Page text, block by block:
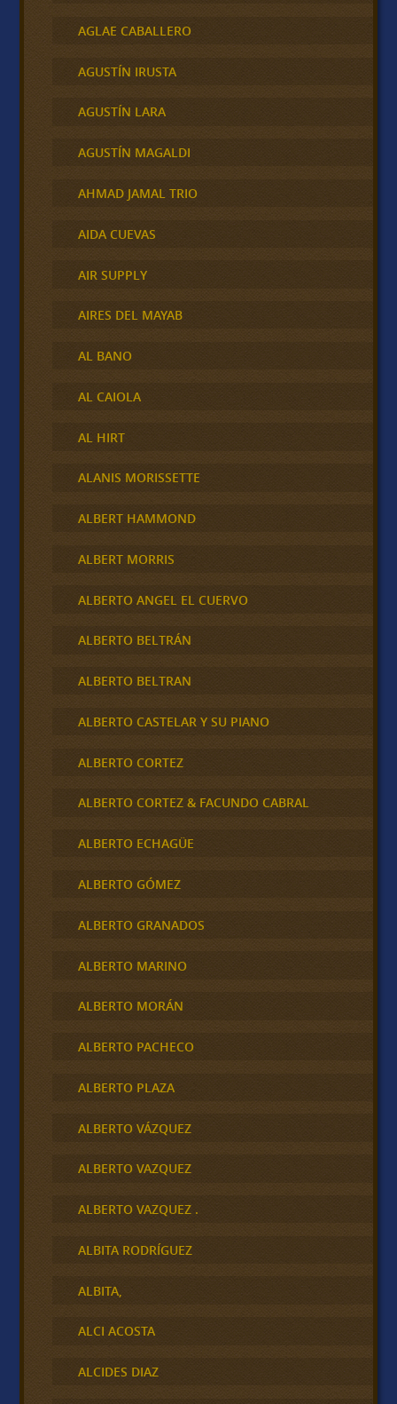
AGLAE CABALLERO
AGUSTÍN IRUSTA
AGUSTÍN LARA
AGUSTÍN MAGALDI
AHMAD JAMAL TRIO
AIDA CUEVAS
AIR SUPPLY
AIRES DEL MAYAB
AL BANO
AL CAIOLA
AL HIRT
ALANIS MORISSETTE
ALBERT HAMMOND
ALBERT MORRIS
ALBERTO ANGEL EL CUERVO
ALBERTO BELTRÁN
ALBERTO BELTRAN
ALBERTO CASTELAR Y SU PIANO
ALBERTO CORTEZ
ALBERTO CORTEZ & FACUNDO CABRAL
ALBERTO ECHAGÜE
ALBERTO GÓMEZ
ALBERTO GRANADOS
ALBERTO MARINO
ALBERTO MORÁN
ALBERTO PACHECO
ALBERTO PLAZA
ALBERTO VÁZQUEZ
ALBERTO VAZQUEZ
ALBERTO VAZQUEZ .
ALBITA RODRÍGUEZ
ALBITA,
ALCI ACOSTA
ALCIDES DIAZ